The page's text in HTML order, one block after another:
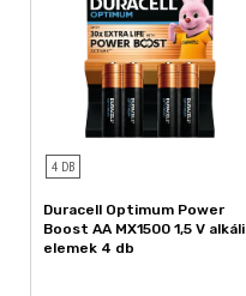
4 DB
Duracell Optimum Power
Boost AA MX1500 1,5 V alkáli
elemek 4 db